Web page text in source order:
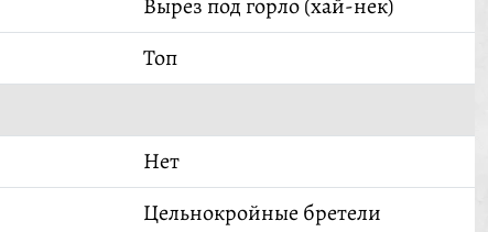
Вырез под горло (хай-нек)
Топ
Нет
Цельнокройные бретели